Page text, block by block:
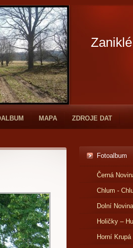
MAPA ZDROJE DAT
Fotoalbum
Černá
Chlum -
Dolní
Holičky –
Horní